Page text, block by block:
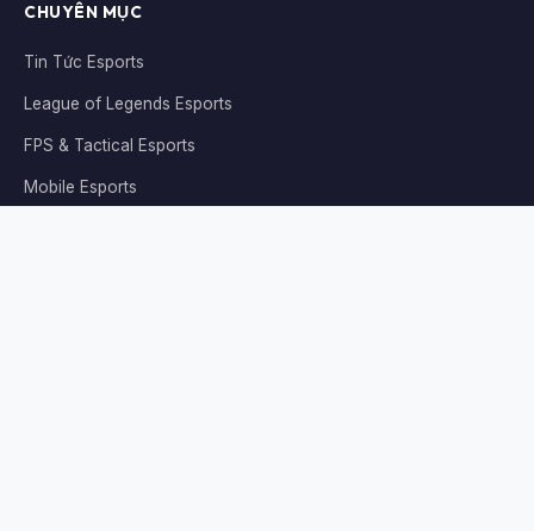
CHUYÊN MỤC
Tin Tức Esports
League of Legends Esports
FPS & Tactical Esports
Mobile Esports